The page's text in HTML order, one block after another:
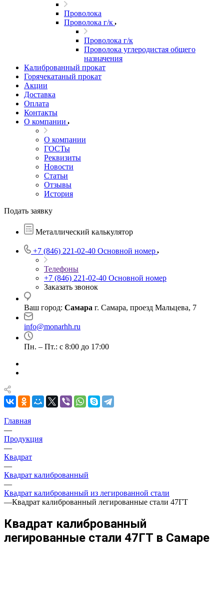
Проволока
Проволока г/к
Проволока г/к
Проволока углеродистая общего
назначения
Калиброванный прокат
Горячекатаный прокат
Акции
Доставка
Оплата
Контакты
О компании
О компании
ГОСТы
Реквизиты
Новости
Статьи
Отзывы
История
Подать заявку
Металлический калькулятор
+7 (846) 221-02-40 Основной номер
Телефоны
+7 (846) 221-02-40 Основной номер
Заказать звонок
Ваш город: Самара г. Самара, проезд Мальцева, 7
info@monarhh.ru
Пн. – Пт.: с 8:00 до 17:00
Главная
—
Продукция
—
Квадрат
—
Квадрат калиброванный
—
Квадрат калиброванный из легированной стали
—Квадрат калиброванный легированные стали 47ГТ
Квадрат калиброванный
легированные стали 47ГТ в Самаре